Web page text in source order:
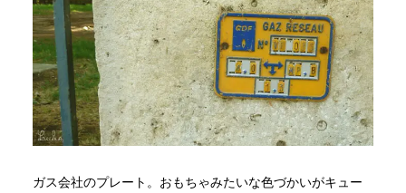
ガス会社のプレート。おもちゃみたいな色づかいがキュー